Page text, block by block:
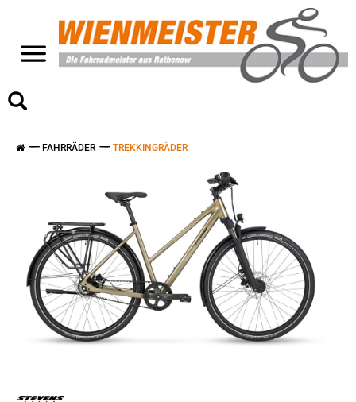
FAHRRÄDER TREKKINGRÄDER